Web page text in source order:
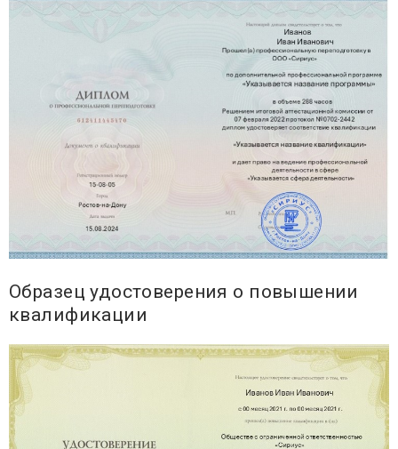
Образец удостоверения о повышении
квалификации